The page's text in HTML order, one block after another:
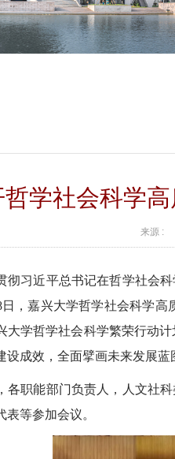
学社会科学
来源 :
彻习近平总书记在哲学社会
，嘉兴大学哲学社会科学高
大学哲学社会科学繁荣行动
设成效，全面擘画未来发展蓝
各职能部门负责人，人文社
等参加会议。